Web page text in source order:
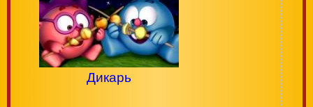
Дикарь